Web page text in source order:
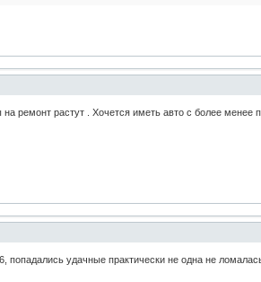
ремонт растут . Хочется иметь авто с более менее
удачные практически не одна не